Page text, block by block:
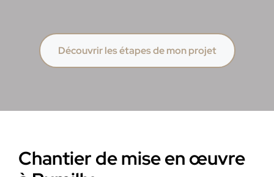
Découvrir les étapes de mon projet
Chantier de mise en œuvre